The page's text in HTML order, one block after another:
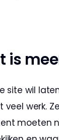
is
site wil
veel werk.
moeten